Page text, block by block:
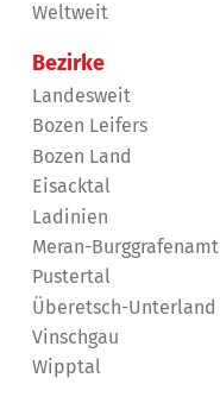
Weltweit
Bezirke
Landesweit
Bozen Leifers
Bozen Land
Eisacktal
Ladinien
Meran-Burggrafenamt
Pustertal
Überetsch-Unterland
Vinschgau
Wipptal